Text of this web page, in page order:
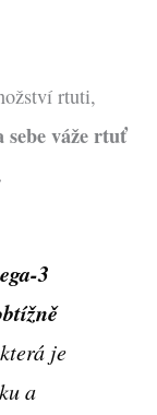
rtuti,
váže rtuť
3
která je
a